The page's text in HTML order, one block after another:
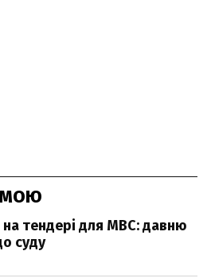
тендері для МВС: давню
суду